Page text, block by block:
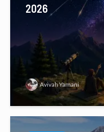
2026
Avivah Yamani